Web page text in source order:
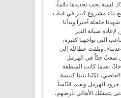
لسنة يجب تجديدها دائماً،
بناء مشروع كبير في غياب
حلحلة أخيراً وبدأنا
لإعادة صيانة الدير
التي تواجهنا كثيرة،
ويلفت عطالله إلى
صعبٌ جدّاً في الهرمل
بعدما كانت المنطقة
لكنّنا بنينا كنيسة
الهرمل ونقيم قدّاساً
يتمسّك الأهالي بأرضهم،